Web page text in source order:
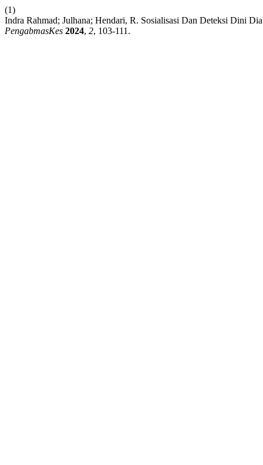
(1)
Indra Rahmad; Julhana; Hendari, R. Sosialisasi Dan Deteksi Dini
PengabmasKes 2024, 2, 103-111.